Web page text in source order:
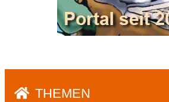
THEMEN